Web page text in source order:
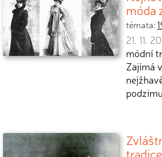
móda
témata:
21. 11.
módní
Zajímá